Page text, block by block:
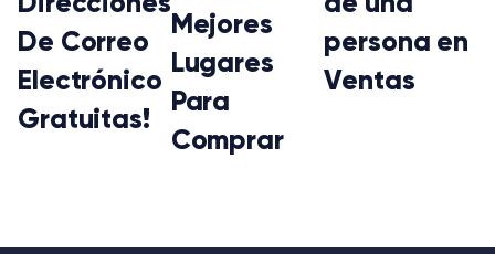
De Correo
Electrónico
Gratuitas!
Mejores
Lugares
Para
Comprar
persona en
Ventas